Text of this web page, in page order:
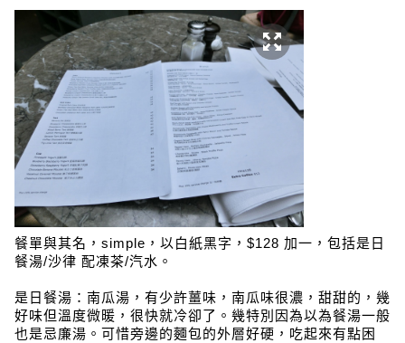
餐單與其名，simple，以白紙黑字，$128 加一，包括是日
餐湯/沙律 配凍茶/汽水。
是日餐湯：南瓜湯，有少許薑味，南瓜味很濃，甜甜的，幾
好味但溫度微暖，很快就冷卻了。幾特別因為以為餐湯一般
也是忌廉湯。可惜旁邊的麵包的外層好硬，吃起來有點困